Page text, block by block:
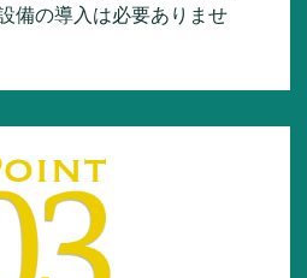
備の導入は必要ありませ